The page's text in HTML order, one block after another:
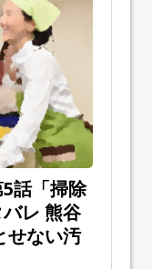
話「掃除
レ 熊谷
せない汚